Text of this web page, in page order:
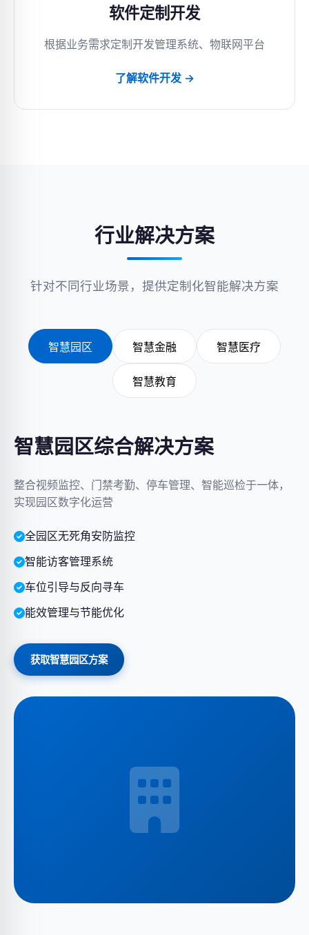
软件定制开发
根据业务需求定制开发管理系统、物联网平台
了解软件开发 →
行业解决方案
针对不同行业场景，提供定制化智能解决方案
智慧园区 智慧金融 智慧医疗
智慧教育
智慧园区综合解决方案
整合视频监控、门禁考勤、停车管理、智能巡检于一体，
实现园区数字化运营
全园区无死角安防监控
智能访客管理系统
车位引导与反向寻车
能效管理与节能优化
获取智慧园区方案